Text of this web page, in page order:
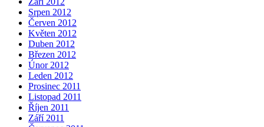
Srpen 2012
Červen 2012
Květen 2012
Duben 2012
Březen 2012
Únor 2012
Leden 2012
Prosinec 2011
Listopad 2011
Říjen 2011
Září 2011